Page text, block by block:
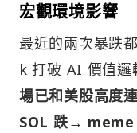
宏觀環境影響
最近的兩次暴跌
k 打破 AI 價值邏
場已和美股高度
SOL 跌→ meme